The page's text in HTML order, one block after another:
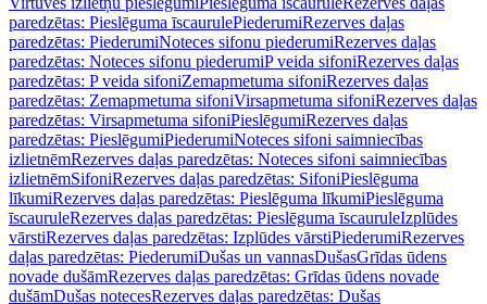
paredzētas: Pieslēguma īscaurulePiederumiRezerves daļas
paredzētas: PiederumiNoteces sifonu piederumiRezerves daļas
paredzētas: Noteces sifonu piederumiP veida sifoniRezerves daļas
paredzētas: P veida sifoniZemapmetuma sifoniRezerves daļas
paredzētas: Zemapmetuma sifoniVirsapmetuma sifoniRezerves daļas
paredzētas: Virsapmetuma sifoniPieslēgumiRezerves daļas
paredzētas: PieslēgumiPiederumiNoteces sifoni saimniecības
izlietnēmRezerves daļas paredzētas: Noteces sifoni saimniecības
izlietnēmSifoniRezerves daļas paredzētas: SifoniPieslēguma
līkumiRezerves daļas paredzētas: Pieslēguma līkumiPieslēguma
īscauruleRezerves daļas paredzētas: Pieslēguma īscauruleIzplūdes
vārstiRezerves daļas paredzētas: Izplūdes vārstiPiederumiRezerves
daļas paredzētas: PiederumiDušas un vannasDušasGrīdas ūdens
novade dušāmRezerves daļas paredzētas: Grīdas ūdens novade
dušāmDušas notecesRezerves daļas paredzētas: Dušas